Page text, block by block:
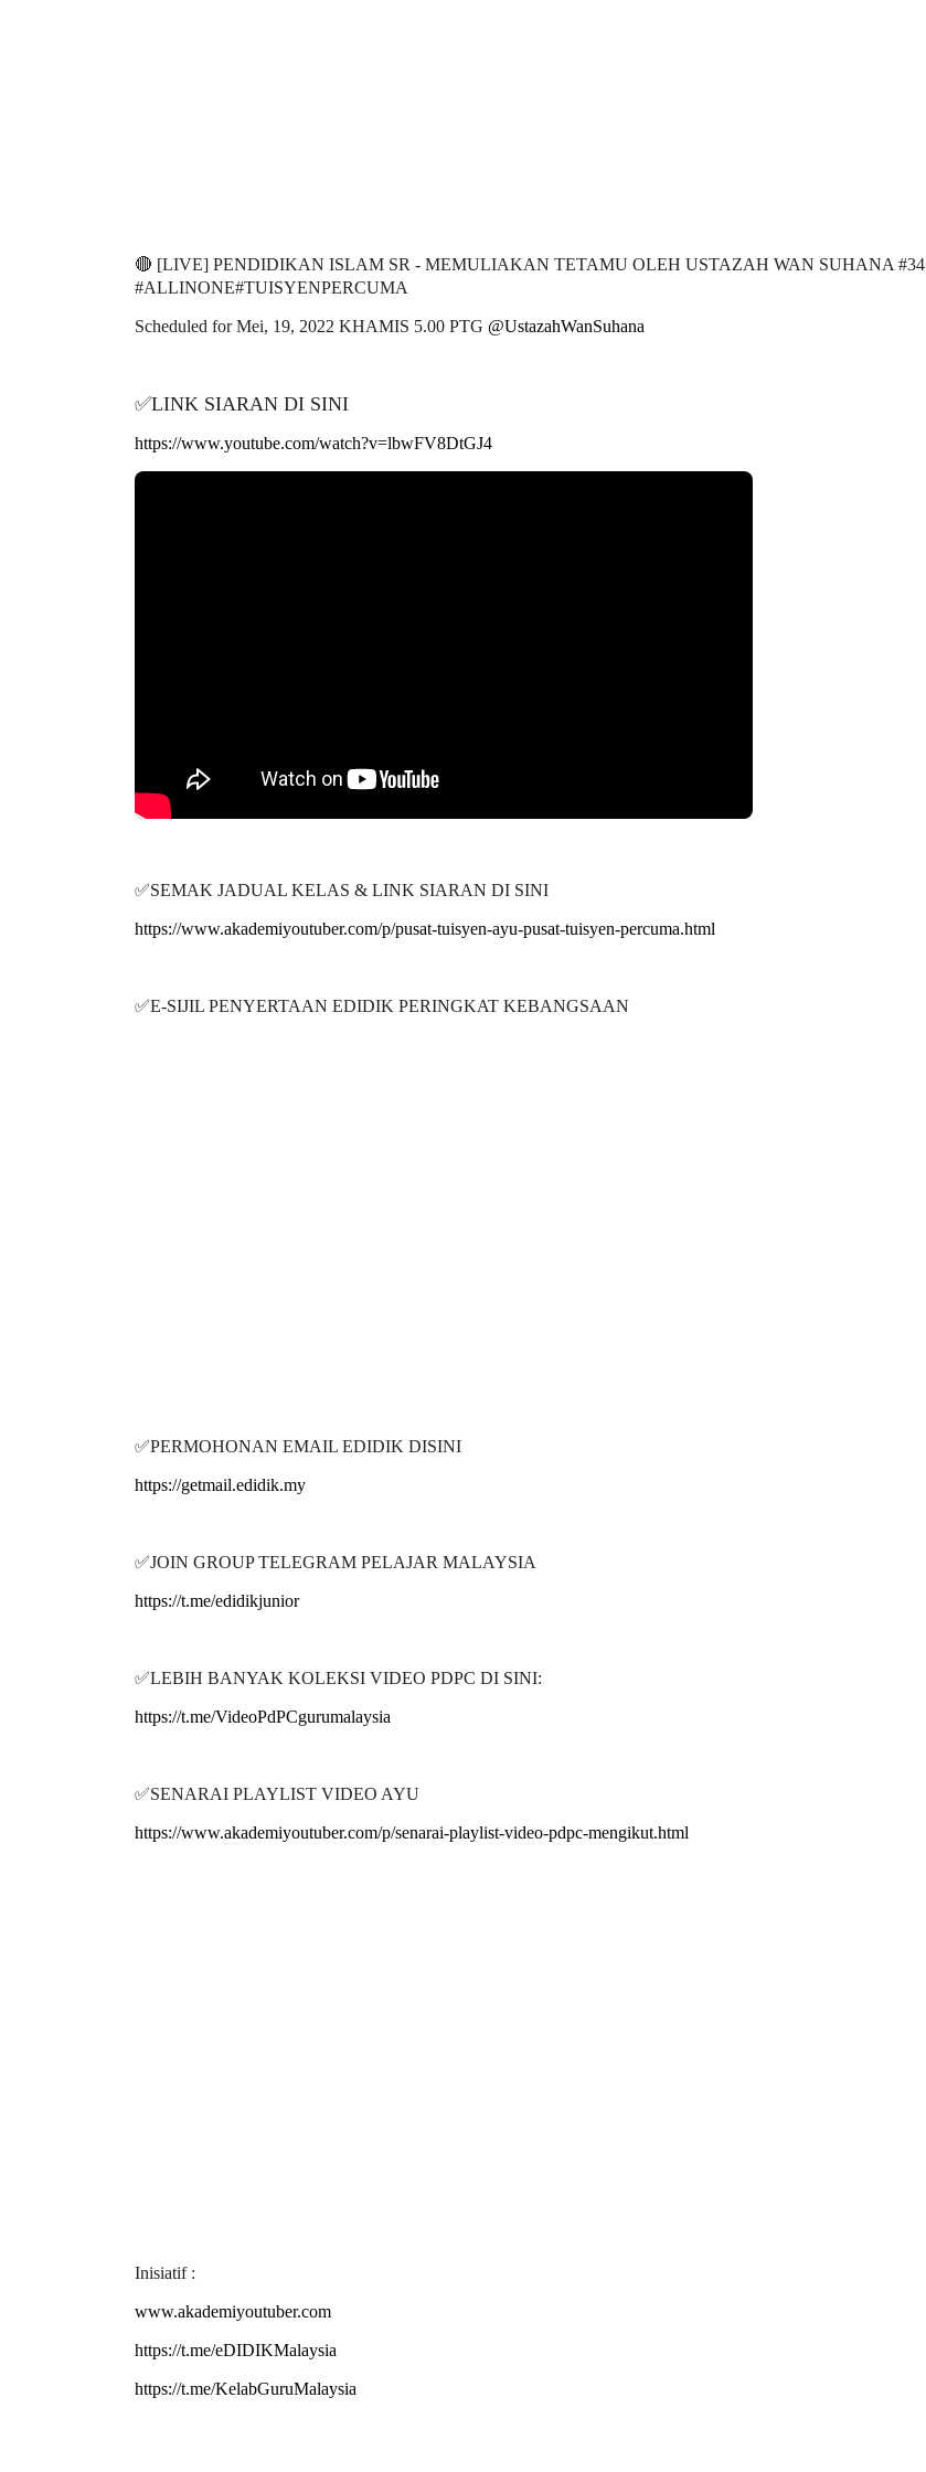
🔴 [LIVE] PENDIDIKAN ISLAM SR - MEMULIAKAN TETAMU OLEH USTAZAH WAN SUHANA #34
#ALLINONE#TUISYENPERCUMA
Scheduled for Mei, 19, 2022 KHAMIS 5.00 PTG @UstazahWanSuhana
✅LINK SIARAN DI SINI
https://www.youtube.com/watch?v=lbwFV8DtGJ4
✅SEMAK JADUAL KELAS & LINK SIARAN DI SINI
https://www.akademiyoutuber.com/p/pusat-tuisyen-ayu-pusat-tuisyen-percuma.html
✅E-SIJIL PENYERTAAN EDIDIK PERINGKAT KEBANGSAAN
✅PERMOHONAN EMAIL EDIDIK DISINI
https://getmail.edidik.my
✅JOIN GROUP TELEGRAM PELAJAR MALAYSIA
https://t.me/edidikjunior
✅LEBIH BANYAK KOLEKSI VIDEO PDPC DI SINI:
https://t.me/VideoPdPCgurumalaysia
✅SENARAI PLAYLIST VIDEO AYU
https://www.akademiyoutuber.com/p/senarai-playlist-video-pdpc-mengikut.html
Inisiatif :
www.akademiyoutuber.com
https://t.me/eDIDIKMalaysia
https://t.me/KelabGuruMalaysia
Sejarah Tingkatan 4
BEDAH TUNTAS SOALAN 1 TRIAL